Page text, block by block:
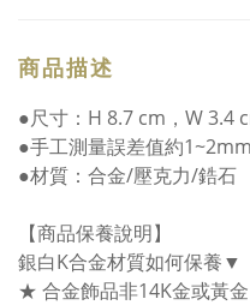
商品描述
●尺寸：H 8.7 cm，W 3.4
●手工測量誤差值約1~2mm
●材質：合金/壓克力/鋯石
【商品保養說明】
銀白K合金材質如何保養▼
★ 合金飾品非14K金或黃金